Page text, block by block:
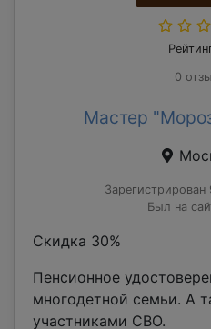
0
Мастер
Зарегистрирован
Был на
Скидка 30%
Пенсионное
многодетной семьи. А
участниками СВО.